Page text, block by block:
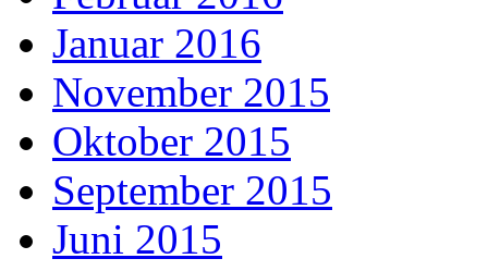
Januar 2016
November 2015
Oktober 2015
September 2015
Juni 2015